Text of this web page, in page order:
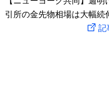
引所の金先物相場は大幅
記